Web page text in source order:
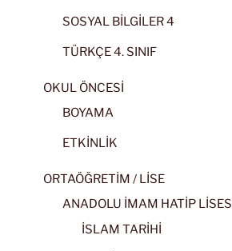
SOSYAL BİLGİLER 4
TÜRKÇE 4. SINIF
OKUL ÖNCESİ
BOYAMA
ETKİNLİK
ORTAÖĞRETİM / LİSE
ANADOLU İMAM HATİP LİSESİ
İSLAM TARİHİ